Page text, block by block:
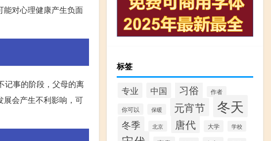
能对心理健康产生负面
记事的阶段，父母的离
展会产生不利影响，可
标签
专业 中国 习俗 作者
你可以 保暖 元宵节 冬天
冬季 北京 唐代 大学 学校